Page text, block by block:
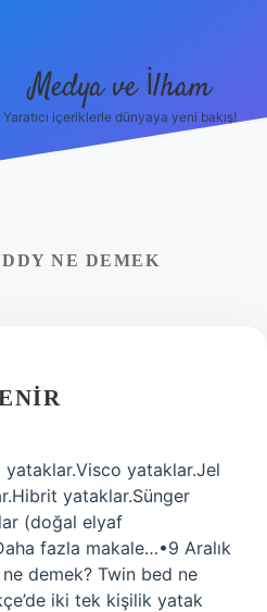
Medya ve İlham
Yaratıcı içeriklerle dünyaya yeni bakış!
NE DEMEK
yataklar.Visco yataklar.Jel
yataklar.Sünger
(doğal elyaf
fazla makale…•9 Aralık
demek? Twin bed ne
iki tek kişilik yatak